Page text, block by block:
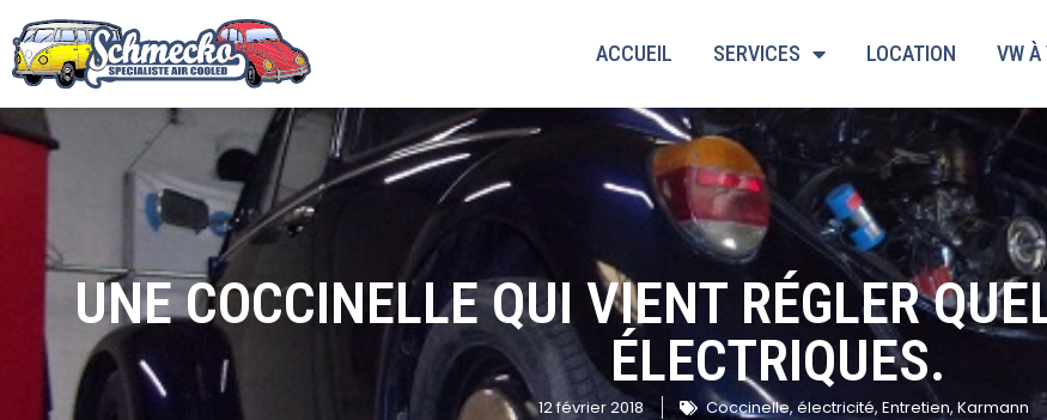
ACCUEIL SERVICES LOCATION VW À
UNE COCCINELLE QUI VIENT RÉGLER
ÉLECTRIQUES.
12 février 2018 Coccinelle,électricité, Entretien, Karmann